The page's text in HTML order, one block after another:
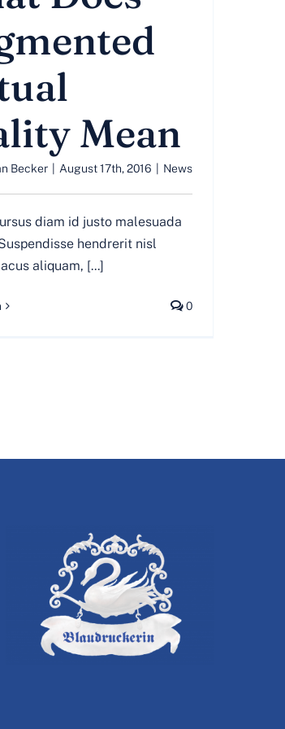
Mean
Becker August 17th, 2016 News
diam id justo malesuada
hendrerit nisl
aliquam, [...]
0